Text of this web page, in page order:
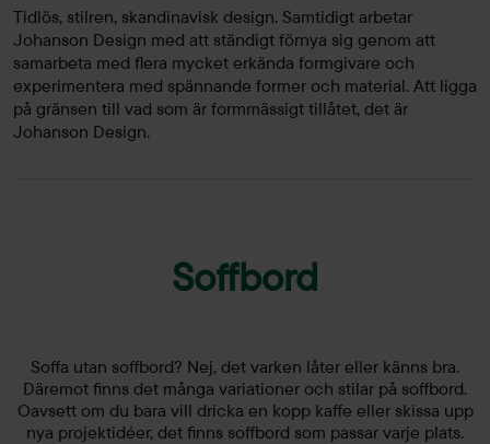
Tidlös, stilren, skandinavisk design. Samtidigt arbetar
Johanson Design med att ständigt förnya sig genom att
samarbeta med flera mycket erkända formgivare och
experimentera med spännande former och material. Att ligga
på gränsen till vad som är formmässigt tillåtet, det är
Johanson Design.
Soffbord
Soffa utan soffbord? Nej, det varken låter eller känns bra.
Däremot finns det många variationer och stilar på soffbord.
Oavsett om du bara vill dricka en kopp kaffe eller skissa upp
nya projektidéer, det finns soffbord som passar varje plats.